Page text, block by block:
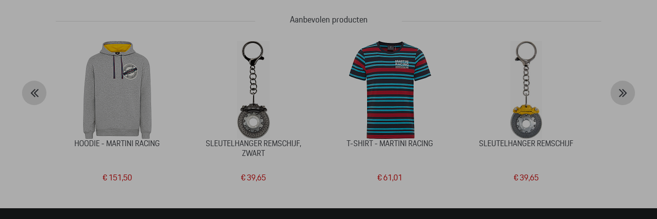
Aanbevolen producten
HOODIE - MARTINI RACING
€ 151,50
SLEUTELHANGER REMSCHIJF,
ZWART
€ 39,65
T-SHIRT - MARTINI RACING
€ 61,01
SLEUTELHANGER REMSCHIJF
€ 39,65